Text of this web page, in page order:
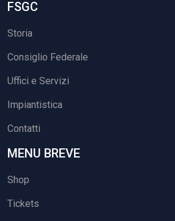
FSGC
Storia
Consiglio Federale
Uffici e Servizi
Impiantistica
Contatti
MENU BREVE
Shop
Tickets